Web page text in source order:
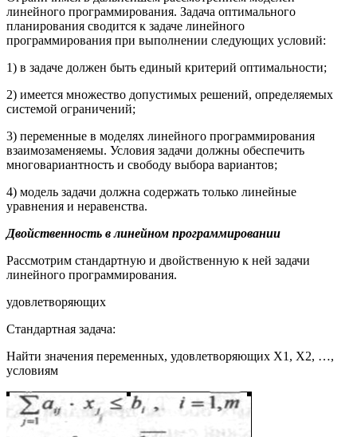
линейного программирования. Задача оптимального
планирования сводится к задаче линейного
программирования при выполнении следующих условий:
1) в задаче должен быть единый критерий оптимальности;
2) имеется множество допустимых решений, определяемых
системой ограничений;
3) переменные в моделях линейного программирования
взаимозаменяемы. Условия задачи должны обеспечить
многовариантность и свободу выбора вариантов;
4) модель задачи должна содержать только линейные
уравнения и неравенства.
Двойственность в линейном программировании
Рассмотрим стандартную и двойственную к ней задачи
линейного программирования.
удовлетворяющих
Стандартная задача:
Найти значения переменных, удовлетворяющих X1, X2, …,
условиям